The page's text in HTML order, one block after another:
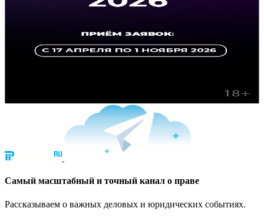
Cамый масштабный и точный канал о праве
Рассказываем о важных деловых и юридических событиях.